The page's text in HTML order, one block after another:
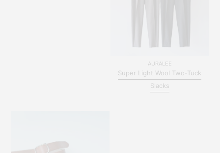
AURALEE
Super Light Wool Two-Tuck
Slacks